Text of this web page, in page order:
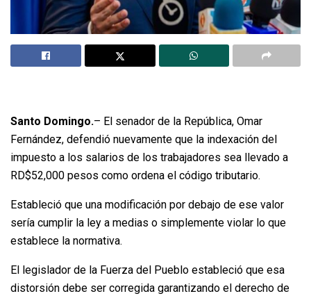
Santo Domingo.– El senador de la República, Omar
Fernández, defendió nuevamente que la indexación del
impuesto a los salarios de los trabajadores sea llevado a
RD$52,000 pesos como ordena el código tributario.
Estableció que una modificación por debajo de ese valor
sería cumplir la ley a medias o simplemente violar lo que
establece la normativa.
El legislador de la Fuerza del Pueblo estableció que esa
distorsión debe ser corregida garantizando el derecho de